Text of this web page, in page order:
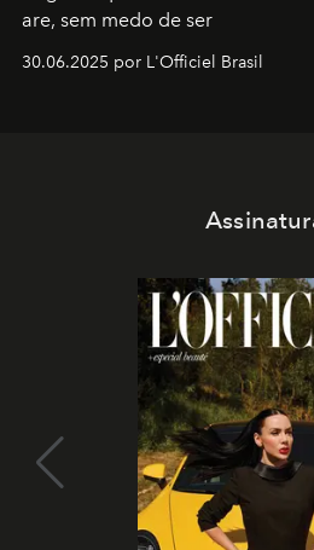
are, sem medo de ser
30.06.2025 por L'Officiel Brasil